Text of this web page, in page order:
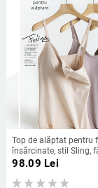
Top de alăptat pentru
însărcinate, stil Sling,
nylon 50–70%,
potrivit pentru toate
98.09 Lei